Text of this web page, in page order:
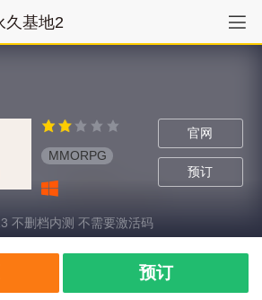
久基地2
官网
预订
MMORPG
不删档内测 不需要激活码
预订